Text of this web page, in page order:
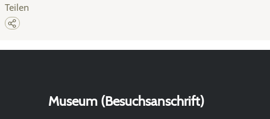
Teilen
Museum (Besuchsanschrift)